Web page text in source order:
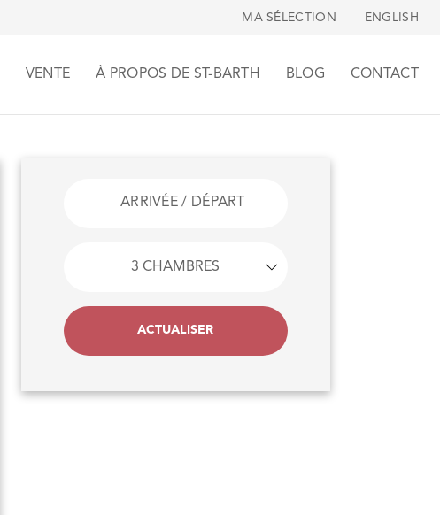
MA SÉLECTION ENGLISH
VENTE À PROPOS DE ST-BARTH BLOG CONTACT
ACTUALISER